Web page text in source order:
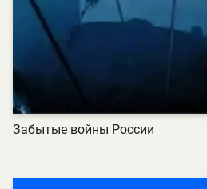
Забытые войны России